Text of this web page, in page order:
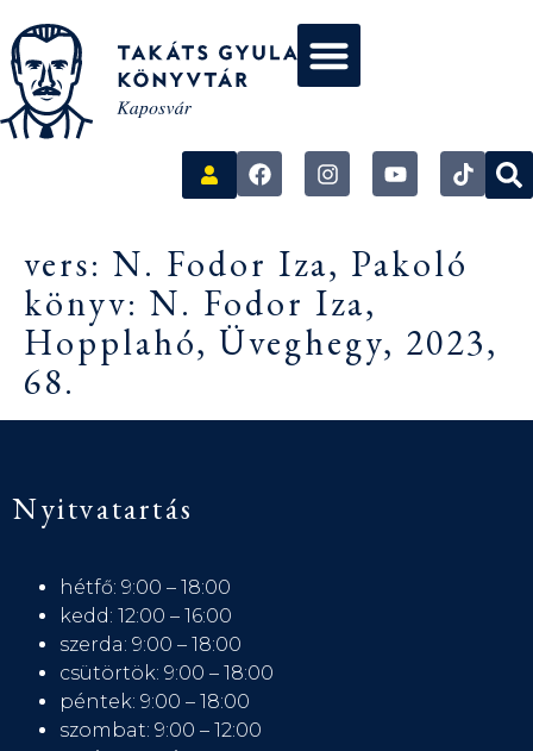
vers: N. Fodor Iza, Pakoló
könyv: N. Fodor Iza,
Hopplahó, Üveghegy, 2023,
68.
Nyitvatartás
hétfő: 9:00 – 18:00
kedd: 12:00 – 16:00
szerda: 9:00 – 18:00
csütörtök: 9:00 – 18:00
péntek: 9:00 – 18:00
szombat: 9:00 – 12:00